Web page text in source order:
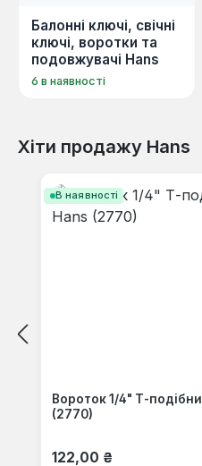
дозволяє ефективно
технічні завдання.
Балонні ключі, свічні
ключі, воротки та
подовжувачі Hans
6 в наявності
Хіти продажу Hans
Пропустити галерею
В наявності
Вороток 1/4" Т-
(2770)
Звичайна ціна:
122,00 ₴